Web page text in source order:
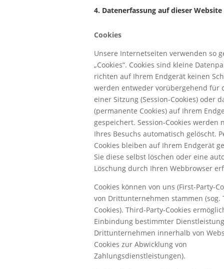
4. Datenerfassung auf dieser Website
Cookies
Unsere Internetseiten verwenden so
„Cookies“. Cookies sind kleine
richten auf Ihrem Endgerät keinen
werden entweder vorübergehend für
einer Sitzung (Session-Cookies) oder
(permanente Cookies) auf Ihrem
gespeichert. Session-Cookies werden
Ihres Besuchs automatisch gelöscht.
Cookies bleiben auf Ihrem Endgerät
Sie diese selbst löschen oder eine
Löschung durch Ihren Webbrowser
Cookies können von uns (First-Party-
von Drittunternehmen stammen (sog.
Cookies). Third-Party-Cookies
Einbindung bestimmter
Drittunternehmen innerhalb von
Cookies zur Abwicklung von
Zahlungsdienstleistungen).